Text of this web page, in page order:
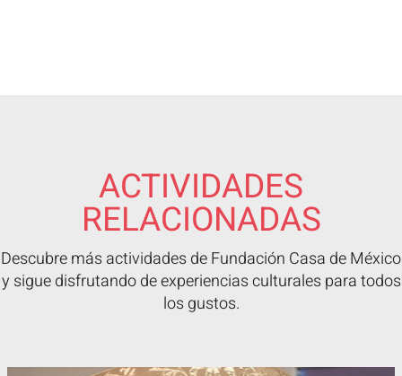
ACTIVIDADES
RELACIONADAS
Descubre más actividades de Fundación Casa de México
y sigue disfrutando de experiencias culturales para todos
los gustos.